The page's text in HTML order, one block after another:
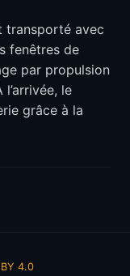
transporté avec
fenêtres de
par propulsion
le
grâce à la
4.0